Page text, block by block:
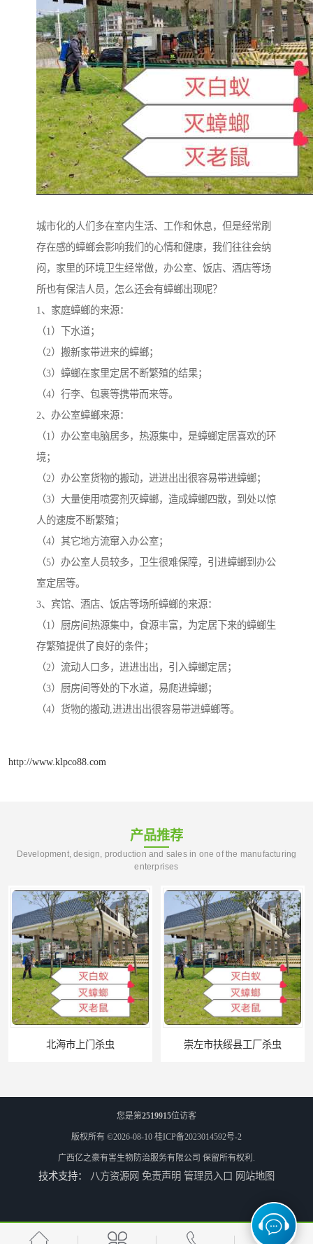
城市化的人们多在室内生活、工作和休息，但是经常刷
存在感的蟑螂会影响我们的心情和健康，我们往往会纳
闷，家里的环境卫生经常做，办公室、饭店、酒店等场
所也有保洁人员，怎么还会有蟑螂出现呢？
1、家庭蟑螂的来源：
（1）下水道；
（2）搬新家带进来的蟑螂；
（3）蟑螂在家里定居不断繁殖的结果；
（4）行李、包裹等携带而来等。
2、办公室蟑螂来源：
（1）办公室电脑居多，热源集中，是蟑螂定居喜欢的环
境；
（2）办公室货物的搬动，进进出出很容易带进蟑螂；
（3）大量使用喷雾剂灭蟑螂，造成蟑螂四散，到处以惊
人的速度不断繁殖；
（4）其它地方流窜入办公室；
（5）办公室人员较多，卫生很难保障，引进蟑螂到办公
室定居等。
3、宾馆、酒店、饭店等场所蟑螂的来源：
（1）厨房间热源集中，食源丰富，为定居下来的蟑螂生
存繁殖提供了良好的条件；
（2）流动人口多，进进出出，引入蟑螂定居；
（3）厨房间等处的下水道，易爬进蟑螂；
（4）货物的搬动,进进出出很容易带进蟑螂等。
http://www.klpco88.com
产品推荐
Development, design, production and sales in one of the manufacturing
enterprises
北海市上门杀虫 崇左市扶绥县工厂杀虫
河池市游乐园杀虫 百色农贸市场杀虫公司
您是第2519915位访客
版权所有 ©2026-08-10 桂ICP备2023014592号-2
广西亿之豪有害生物防治服务有限公司 保留所有权利.
技术支持： 八方资源网 免责声明 管理员入口 网站地图